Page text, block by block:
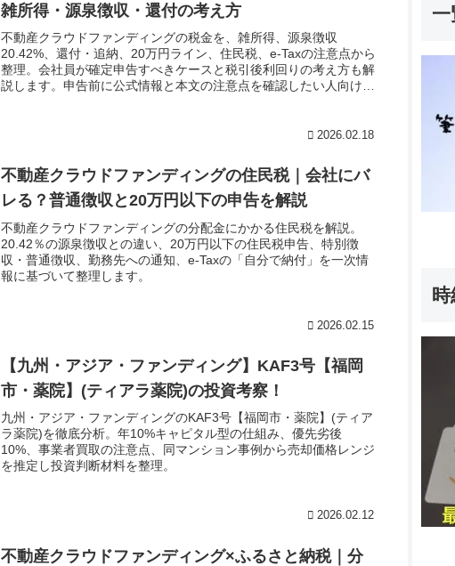
雑所得・源泉徴収・還付の考え方
不動産クラウドファンディングの税金を、雑所得、源泉徴収
20.42%、還付・追納、20万円ライン、住民税、e-Taxの注意点から
整理。会社員が確定申告すべきケースと税引後利回りの考え方も解
説します。申告前に公式情報と本文の注意点を確認したい人向けで
2026.02.18
不動産クラウドファンディングの住民税｜会社にバ
レる？普通徴収と20万円以下の申告を解説
不動産クラウドファンディングの分配金にかかる住民税を解説。
20.42％の源泉徴収との違い、20万円以下の住民税申告、特別徴
収・普通徴収、勤務先への通知、e-Taxの「自分で納付」を一次情
報に基づいて整理します。
2026.02.15
【九州・アジア・ファンディング】KAF3号【福岡
市・薬院】(ティアラ薬院)の投資考察！
九州・アジア・ファンディングのKAF3号【福岡市・薬院】(ティア
ラ薬院)を徹底分析。年10%キャピタル型の仕組み、優先劣後
10%、事業者買取の注意点、同マンション事例から売却価格レンジ
を推定し投資判断材料を整理。
2026.02.12
不動産クラウドファンディング×ふるさと納税｜分
一